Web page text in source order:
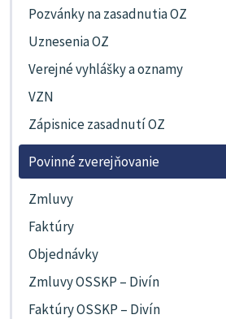
Pozvánky na zasadnutia OZ
Uznesenia OZ
Verejné vyhlášky a oznamy
VZN
Zápisnice zasadnutí OZ
Povinné zverejňovanie
Zmluvy
Faktúry
Objednávky
Zmluvy OSSKP – Divín
Faktúry OSSKP – Divín